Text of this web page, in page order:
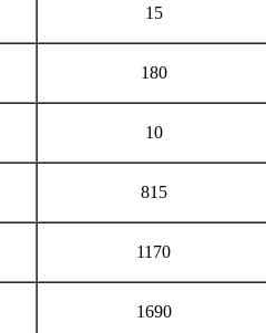
15
180
10
815
1170
1690